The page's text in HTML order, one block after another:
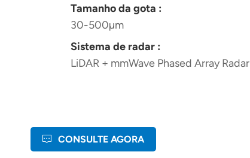
Tamanho da gota :
30-500µm
Sistema de radar :
LiDAR + mmWave Phased Array Radar
CONSULTE AGORA